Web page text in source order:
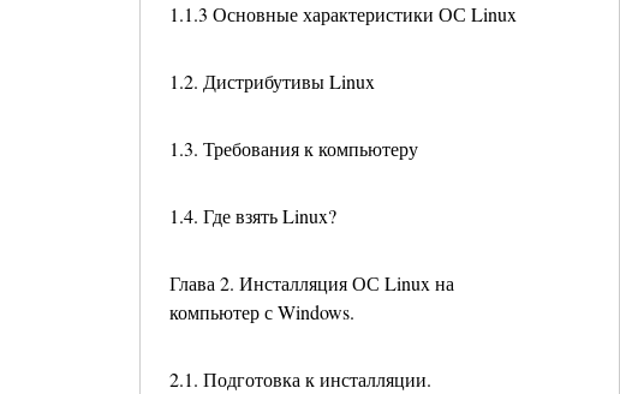
1.1.3 Основные характеристики ОС Linux
1.2. Дистрибутивы Linux
1.3. Требования к компьютеру
1.4. Где взять Linux?
Глава 2. Инсталляция ОС Linux на
компьютер с Windows.
2.1. Подготовка к инсталляции.